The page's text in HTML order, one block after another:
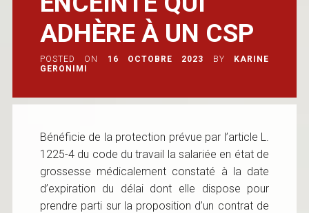
ADHÈRE À UN CSP
POSTED ON 16 OCTOBRE 2023 BY
KARINE
GERONIMI
Bénéficie de la protection prévue par l’article L.
1225-4 du code du travail la salariée en état de
grossesse médicalement constaté à la date
d’expiration du délai dont elle dispose pour
prendre parti sur la proposition d’un contrat de